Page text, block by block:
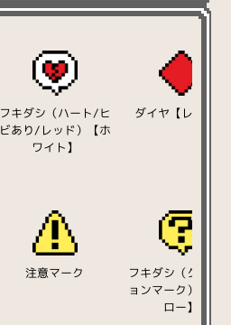
フキダシ（ハート/ヒ
ビあり/レッド）【ホ
ワイト】
ダイヤ【レッド】
注意マーク
フキダシ（クエス
ョンマーク）【イ
ロー】